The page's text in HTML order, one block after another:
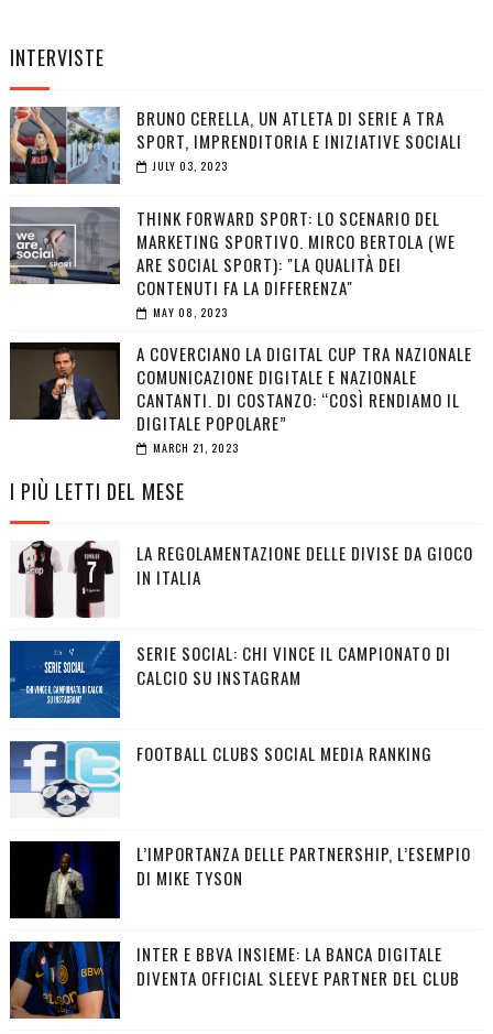
INTERVISTE
BRUNO CERELLA, UN ATLETA DI SERIE A TRA
SPORT, IMPRENDITORIA E INIZIATIVE SOCIALI
JULY 03, 2023
THINK FORWARD SPORT: LO SCENARIO DEL
MARKETING SPORTIVO. MIRCO BERTOLA (WE
ARE SOCIAL SPORT): "LA QUALITÀ DEI
CONTENUTI FA LA DIFFERENZA"
MAY 08, 2023
A COVERCIANO LA DIGITAL CUP TRA NAZIONALE
COMUNICAZIONE DIGITALE E NAZIONALE
CANTANTI. DI COSTANZO: “COSÌ RENDIAMO IL
DIGITALE POPOLARE”
MARCH 21, 2023
I PIÙ LETTI DEL MESE
LA REGOLAMENTAZIONE DELLE DIVISE DA GIOCO
IN ITALIA
SERIE SOCIAL: CHI VINCE IL CAMPIONATO DI
CALCIO SU INSTAGRAM
FOOTBALL CLUBS SOCIAL MEDIA RANKING
L’IMPORTANZA DELLE PARTNERSHIP, L’ESEMPIO
DI MIKE TYSON
INTER E BBVA INSIEME: LA BANCA DIGITALE
DIVENTA OFFICIAL SLEEVE PARTNER DEL CLUB